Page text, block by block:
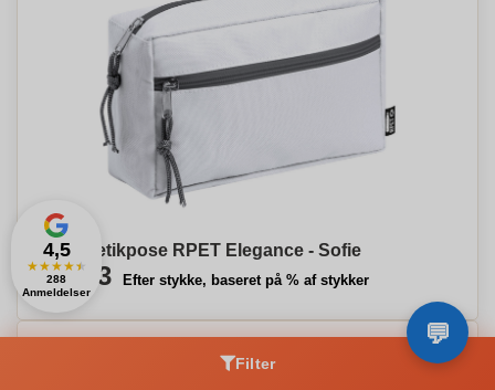
Kosmetikpose RPET Elegance - Sofie
€2,13 Efter stykke, baseret på % af stykker
Filter
4,5
★★★★★
288
Anmeldelser